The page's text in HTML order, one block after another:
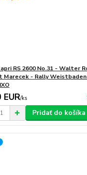
RS 2600 No.31 - Walter
Marecek - Rally Weistbaden
EUR/ks
Pridať do košíka